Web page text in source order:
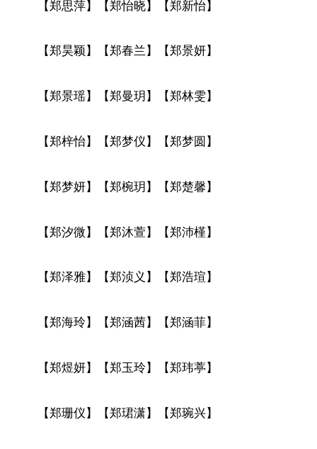
【郑思萍】【郑怡晓】【郑新怡】
【郑昊颖】【郑春兰】【郑景妍】
【郑景瑶】【郑曼玥】【郑林雯】
【郑梓怡】【郑梦仪】【郑梦圆】
【郑梦妍】【郑椀玥】【郑楚馨】
【郑汐微】【郑沐萱】【郑沛槿】
【郑泽雅】【郑浈义】【郑浩瑄】
【郑海玲】【郑涵茜】【郑涵菲】
【郑煜妍】【郑玉玲】【郑玮葶】
【郑珊仪】【郑珺潇】【郑琬兴】